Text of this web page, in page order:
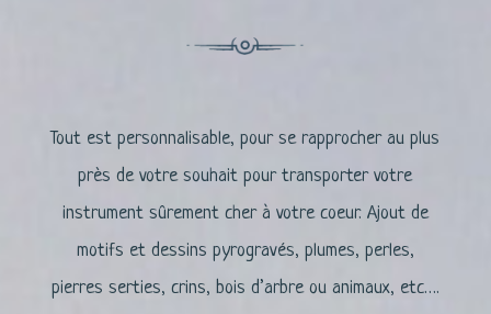
Tout est personnalisable, pour se rapprocher au plus
près de votre souhait pour transporter votre
instrument sûrement cher à votre coeur. Ajout de
motifs et dessins pyrogravés, plumes, perles,
pierres serties, crins, bois d’arbre ou animaux, etc….